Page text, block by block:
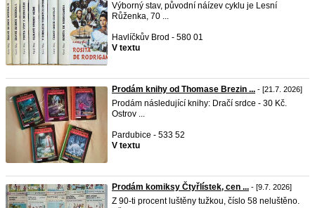
Výborný stav, původní náízev cyklu je Lesní
Růženka, 70 ...
Havlíčkův Brod - 580 01
V textu
Prodám knihy od Thomase Brezin ... - [21.7. 2026]
Prodám následující knihy: Dračí srdce - 30 Kč.
Ostrov ...
Pardubice - 533 52
V textu
Prodám komiksy Čtyřlístek, cen ... - [9.7. 2026]
Z 90-ti procent luštěny tužkou, číslo 58 neluštěno.